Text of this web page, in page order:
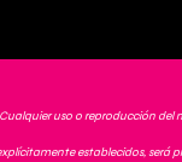
uso o reproducción
establecidos, será